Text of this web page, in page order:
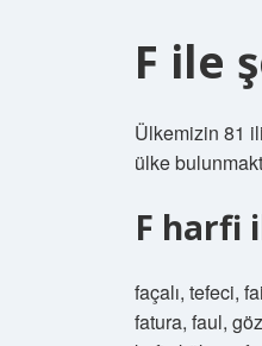
F ile
Ülkemizin 81
ülke
F harfi
façalı, tefeci,
fatura, faul,